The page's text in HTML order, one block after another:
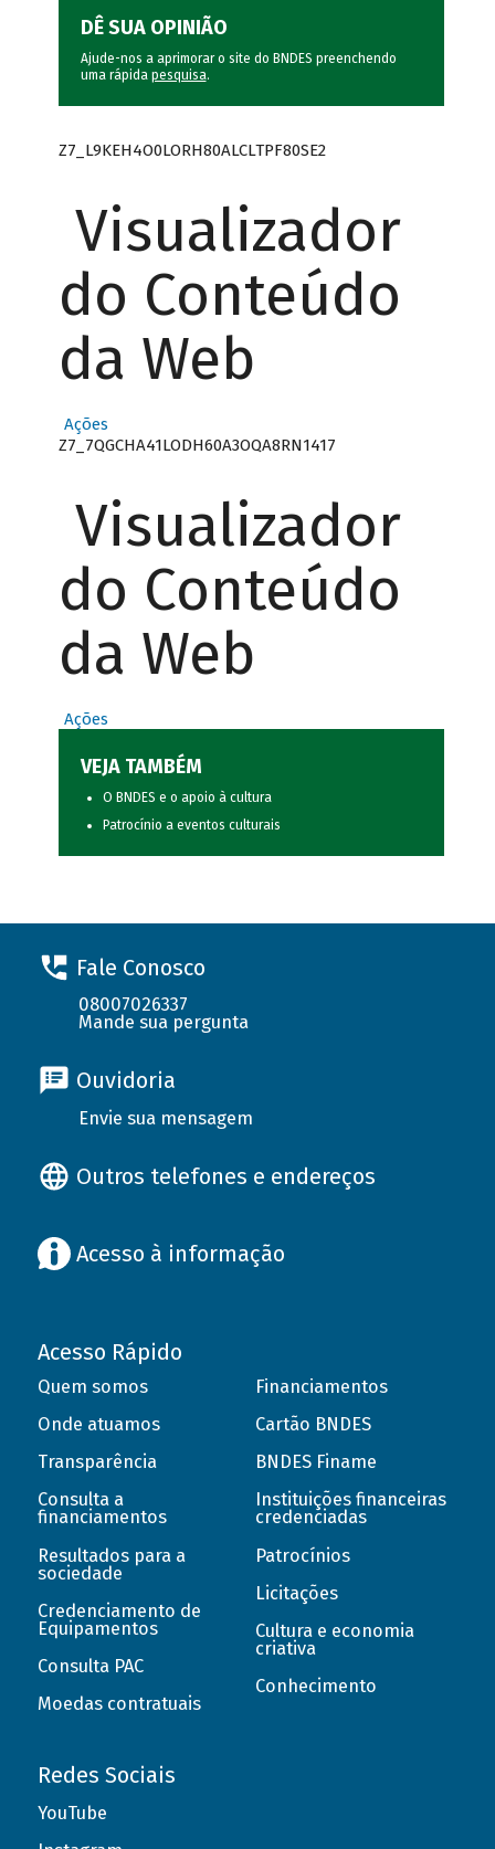
DÊ SUA OPINIÃO
Ajude-nos a aprimorar o site do BNDES preenchendo
uma rápida pesquisa.
Z7_L9KEH4O0LORH80ALCLTPF80SE2
Visualizador
do Conteúdo
da Web
Ações
Z7_7QGCHA41LODH60A3OQA8RN1417
Visualizador
do Conteúdo
da Web
Ações
VEJA TAMBÉM
O BNDES e o apoio à cultura
Patrocínio a eventos culturais
Fale Conosco
08007026337
Mande sua pergunta
Ouvidoria
Envie sua mensagem
Outros telefones e endereços
Acesso à informação
Acesso Rápido
Quem somos
Onde atuamos
Transparência
Consulta a
financiamentos
Resultados para a
sociedade
Credenciamento de
Equipamentos
Consulta PAC
Moedas contratuais
Financiamentos
Cartão BNDES
BNDES Finame
Instituições financeiras
credenciadas
Patrocínios
Licitações
Cultura e economia
criativa
Conhecimento
Redes Sociais
YouTube